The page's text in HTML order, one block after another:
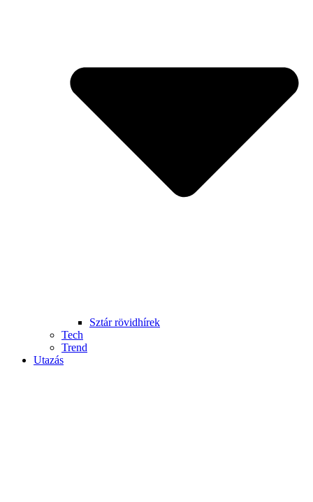
Sztár rövidhírek
Tech
Trend
Utazás